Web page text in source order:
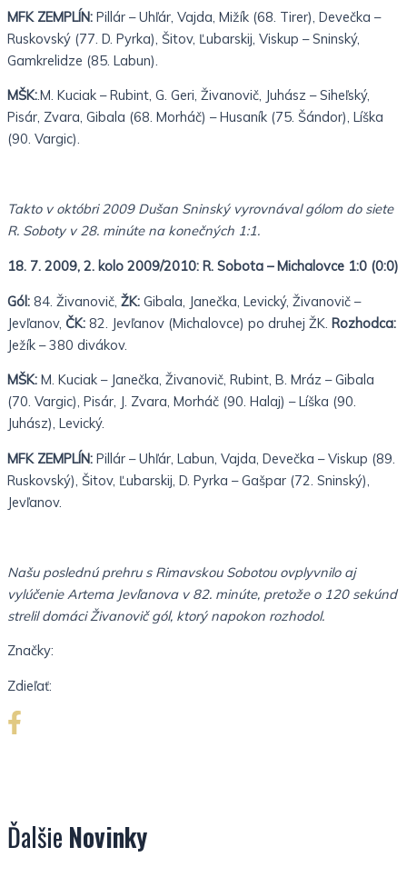
MFK ZEMPLÍN: Pillár – Uhľár, Vajda, Mižík (68. Tirer), Devečka –
Ruskovský (77. D. Pyrka), Šitov, Ľubarskij, Viskup – Sninský,
Gamkrelidze (85. Labun).
MŠK:.M. Kuciak – Rubint, G. Geri, Živanovič, Juhász – Siheľský,
Pisár, Zvara, Gibala (68. Morháč) – Husaník (75. Šándor), Líška
(90. Vargic).
Takto v októbri 2009 Dušan Sninský vyrovnával gólom do siete
R. Soboty v 28. minúte na konečných 1:1.
18. 7. 2009, 2. kolo 2009/2010: R. Sobota – Michalovce 1:0 (0:0)
Gól: 84. Živanovič, ŽK: Gibala, Janečka, Levický, Živanovič –
Jevľanov, ČK: 82. Jevľanov (Michalovce) po druhej ŽK. Rozhodca:
Ježík – 380 divákov.
MŠK: M. Kuciak – Janečka, Živanovič, Rubint, B. Mráz – Gibala
(70. Vargic), Pisár, J. Zvara, Morháč (90. Halaj) – Líška (90.
Juhász), Levický.
MFK ZEMPLÍN: Pillár – Uhľár, Labun, Vajda, Devečka – Viskup (89.
Ruskovský), Šitov, Ľubarskij, D. Pyrka – Gašpar (72. Sninský),
Jevľanov.
Našu poslednú prehru s Rimavskou Sobotou ovplyvnilo aj
vylúčenie Artema Jevľanova v 82. minúte, pretože o 120 sekúnd
strelil domáci Živanovič gól, ktorý napokon rozhodol.
Značky:
Zdieľať:
Ďalšie Novinky